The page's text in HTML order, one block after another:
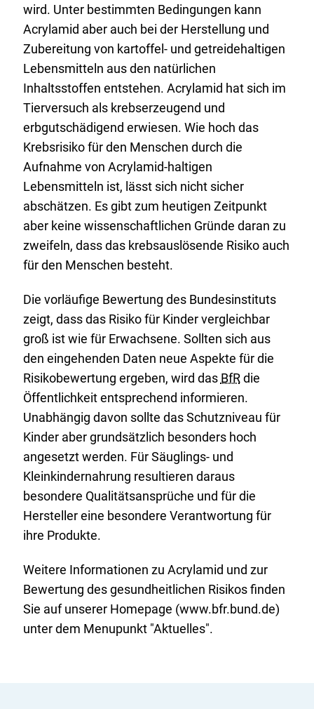
wird. Unter bestimmten Bedingungen kann
Acrylamid aber auch bei der Herstellung und
Zubereitung von kartoffel- und getreidehaltigen
Lebensmitteln aus den natürlichen
Inhaltsstoffen entstehen. Acrylamid hat sich im
Tierversuch als krebserzeugend und
erbgutschädigend erwiesen. Wie hoch das
Krebsrisiko für den Menschen durch die
Aufnahme von Acrylamid-haltigen
Lebensmitteln ist, lässt sich nicht sicher
abschätzen. Es gibt zum heutigen Zeitpunkt
aber keine wissenschaftlichen Gründe daran zu
zweifeln, dass das krebsauslösende Risiko auch
für den Menschen besteht.
Die vorläufige Bewertung des Bundesinstituts
zeigt, dass das Risiko für Kinder vergleichbar
groß ist wie für Erwachsene. Sollten sich aus
den eingehenden Daten neue Aspekte für die
Risikobewertung ergeben, wird das BfRdie
Öffentlichkeit entsprechend informieren.
Unabhängig davon sollte das Schutzniveau für
Kinder aber grundsätzlich besonders hoch
angesetzt werden. Für Säuglings- und
Kleinkindernahrung resultieren daraus
besondere Qualitätsansprüche und für die
Hersteller eine besondere Verantwortung für
ihre Produkte.
Weitere Informationen zu Acrylamid und zur
Bewertung des gesundheitlichen Risikos finden
Sie auf unserer Homepage (www.bfr.bund.de)
unter dem Menupunkt "Aktuelles".